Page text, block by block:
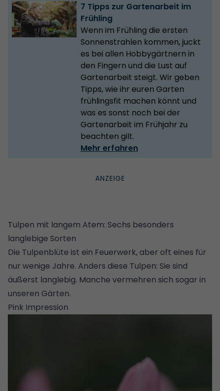
7 Tipps zur Gartenarbeit im
Frühling
Wenn im Frühling die ersten
Sonnenstrahlen kommen, juckt
es bei allen Hobbygärtnern in
den Fingern und die Lust auf
Gartenarbeit steigt. Wir geben
Tipps, wie ihr euren Garten
frühlingsfit machen könnt und
was es sonst noch bei der
Gartenarbeit im Frühjahr zu
beachten gilt.
Mehr erfahren
Tulpen mit langem Atem: Sechs besonders
langlebige Sorten
Die Tulpenblüte ist ein Feuerwerk, aber oft eines für
nur wenige Jahre. Anders diese Tulpen: Sie sind
äußerst langlebig. Manche vermehren sich sogar in
unseren Gärten.
Pink Impression